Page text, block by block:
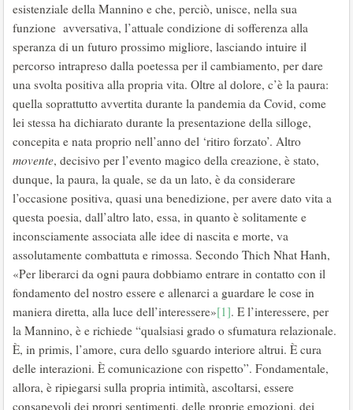
esistenziale della Mannino e che, perciò, unisce, nella sua
funzione avversativa, l’attuale condizione di sofferenza alla
speranza di un futuro prossimo migliore, lasciando intuire il
percorso intrapreso dalla poetessa per il cambiamento, per dare
una svolta positiva alla propria vita. Oltre al dolore, c’è la paura:
quella soprattutto avvertita durante la pandemia da Covid, come
lei stessa ha dichiarato durante la presentazione della silloge,
concepita e nata proprio nell’anno del ‘ritiro forzato’. Altro
movente, decisivo per l’evento magico della creazione, è stato,
dunque, la paura, la quale, se da un lato, è da considerare
l’occasione positiva, quasi una benedizione, per avere dato vita a
questa poesia, dall’altro lato, essa, in quanto è solitamente e
inconsciamente associata alle idee di nascita e morte, va
assolutamente combattuta e rimossa. Secondo Thich Nhat Hanh,
«Per liberarci da ogni paura dobbiamo entrare in contatto con il
fondamento del nostro essere e allenarci a guardare le cose in
maniera diretta, alla luce dell’interessere»[1]. E l’interessere, per
la Mannino, è e richiede “qualsiasi grado o sfumatura relazionale.
È, in primis, l’amore, cura dello sguardo interiore altrui. È cura
delle interazioni. È comunicazione con rispetto”. Fondamentale,
allora, è ripiegarsi sulla propria intimità, ascoltarsi, essere
consapevoli dei propri sentimenti, delle proprie emozioni, dei